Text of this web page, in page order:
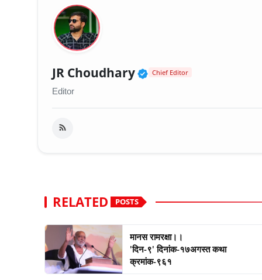
JR Choudhary Verified Public
Chief Editor
Editor
RELATED POSTS
मानस रामरक्षा।।
'दिन-९' दिनांक-१७अगस्त कथा
क्रमांक-९६१